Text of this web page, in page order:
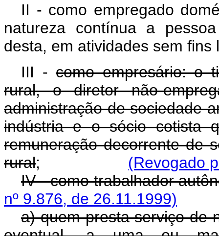
II - como empregado
natureza contínua a
desta, em atividades sem fins
III - como empresário: o
rural, o diretor não-
administração de sociedade
indústria e o sócio cotista
remuneração decorrente de
rural; (Revogado
IV - como trabalhador
nº 9.876, de 26.11.1999)
a) quem presta serviço de